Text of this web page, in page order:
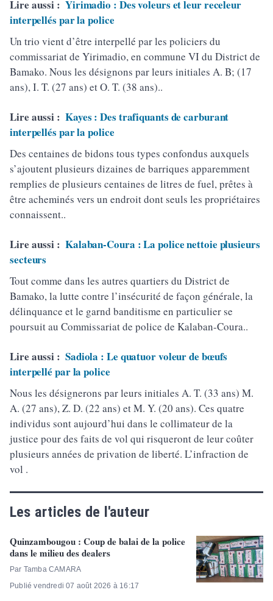
Lire aussi : Yirimadio : Des voleurs et leur receleur
interpellés par la police
Un trio vient d’être interpellé par les policiers du
commissariat de Yirimadio, en commune VI du District de
Bamako. Nous les désignons par leurs initiales A. B; (17
ans), I. T. (27 ans) et O. T. (38 ans)..
Lire aussi : Kayes : Des trafiquants de carburant
interpellés par la police
Des centaines de bidons tous types confondus auxquels
s’ajoutent plusieurs dizaines de barriques apparemment
remplies de plusieurs centaines de litres de fuel, prêtes à
être acheminés vers un endroit dont seuls les propriétaires
connaissent..
Lire aussi : Kalaban-Coura : La police nettoie plusieurs
secteurs
Tout comme dans les autres quartiers du District de
Bamako, la lutte contre l’insécurité de façon générale, la
délinquance et le garnd banditisme en particulier se
poursuit au Commissariat de police de Kalaban-Coura..
Lire aussi : Sadiola : Le quatuor voleur de bœufs
interpellé par la police
Nous les désignerons par leurs initiales A. T. (33 ans) M.
A. (27 ans), Z. D. (22 ans) et M. Y. (20 ans). Ces quatre
individus sont aujourd’hui dans le collimateur de la
justice pour des faits de vol qui risqueront de leur coûter
plusieurs années de privation de liberté. L’infraction de
vol .
Les articles de l'auteur
Quinzambougou : Coup de balai de la police
dans le milieu des dealers
Par Tamba CAMARA
Publié vendredi 07 août 2026 à 16:17